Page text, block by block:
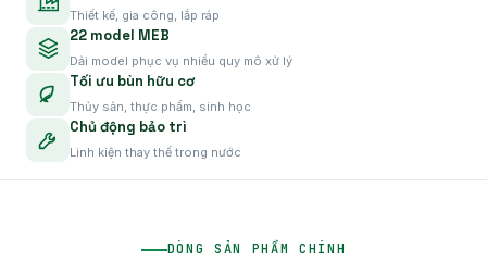
Thiết kế, gia công, lắp ráp
22 model MEB
Dải model phục vụ nhiều quy mô xử lý
Tối ưu bùn hữu cơ
Thủy sản, thực phẩm, sinh học
Chủ động bảo trì
Linh kiện thay thế trong nước
DÒNG SẢN PHẨM CHÍNH